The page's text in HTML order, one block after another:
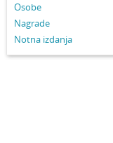
Osobe
Nagrade
Notna izdanja